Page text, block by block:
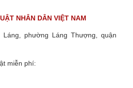
NHÂN DÂN VIỆT NAM
phường Láng Thượng, quận
miễn phí: